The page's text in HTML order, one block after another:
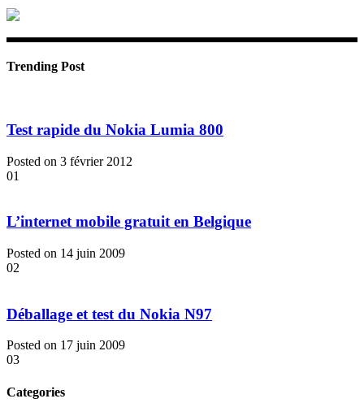
Trending Post
Test rapide du Nokia Lumia 800
Posted on 3 février 2012
01
L’internet mobile gratuit en Belgique
Posted on 14 juin 2009
02
Déballage et test du Nokia N97
Posted on 17 juin 2009
03
Categories